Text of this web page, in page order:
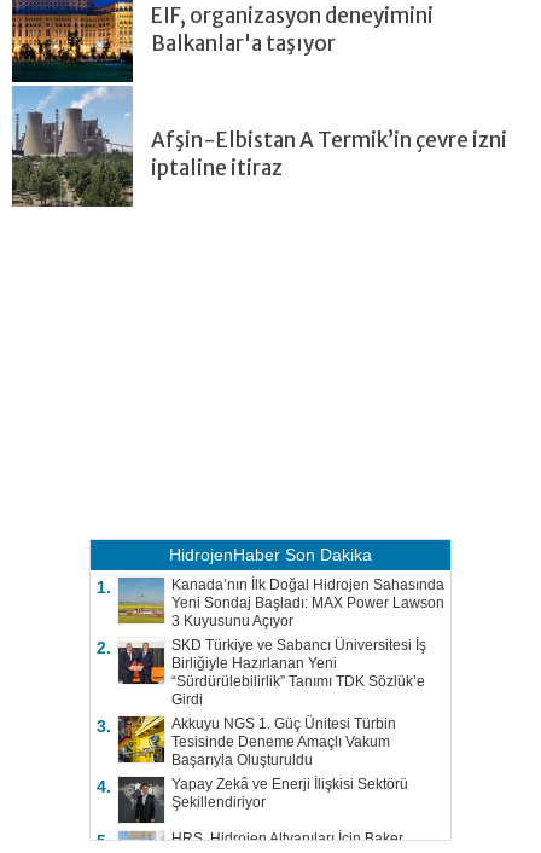
EIF, organizasyon deneyimini
Balkanlar'a taşıyor
Afşin-Elbistan A Termik’in çevre izni
iptaline itiraz
HidrojenHaber Son Dakika
1.
Kanada’nın İlk Doğal Hidrojen Sahasında
Yeni Sondaj Başladı: MAX Power Lawson
3 Kuyusunu Açıyor
2.
SKD Türkiye ve Sabancı Üniversitesi İş
Birliğiyle Hazırlanan Yeni
“Sürdürülebilirlik” Tanımı TDK Sözlük’e
Girdi
3.
Akkuyu NGS 1. Güç Ünitesi Türbin
Tesisinde Deneme Amaçlı Vakum
Başarıyla Oluşturuldu
4.
Yapay Zekâ ve Enerji İlişkisi Sektörü
Şekillendiriyor
5.
HRS, Hidrojen Altyapıları İçin Baker